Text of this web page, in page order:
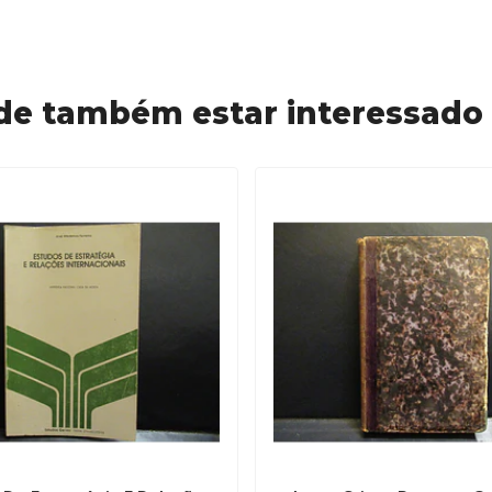
também estar interessado